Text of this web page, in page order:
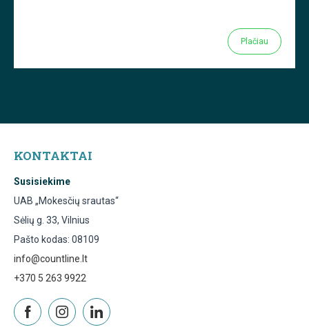
Plačiau
KONTAKTAI
Susisiekime
UAB „Mokesčių srautas“
Sėlių g. 33, Vilnius
Pašto kodas: 08109
info@countline.lt
+370 5 263 9922